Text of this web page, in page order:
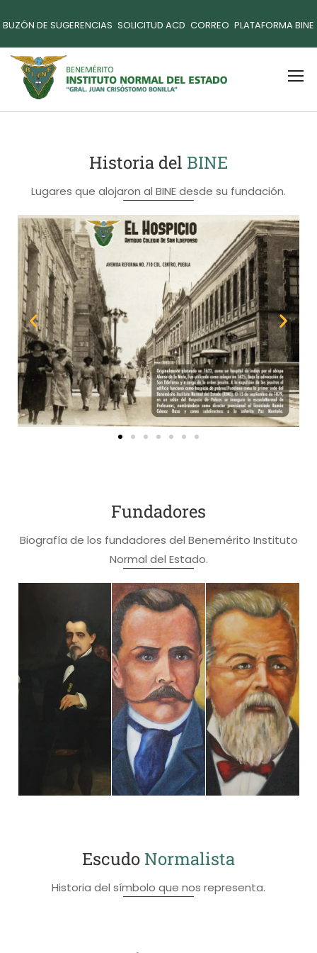
BUZÓN DE SUGERENCIAS SOLICITUD ACD CORREO PLATAFORMA BINE
Historia del BINE
Lugares que alojaron al BINE desde su fundación.
Fundadores
Biografía de los fundadores del Benemérito Instituto
Normal del Estado.
Escudo Normalista
Historia del símbolo que nos representa.